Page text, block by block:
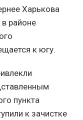
Харькова
районе
к югу.
пункта
к зачистке